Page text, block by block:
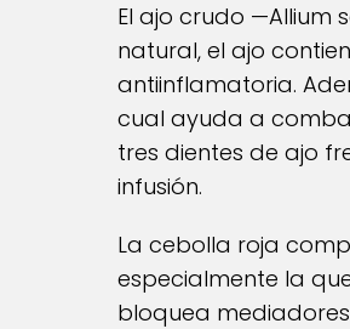
El ajo crudo
natural, el ajo
antiinflamatoria.
cual ayuda a
tres dientes de ajo
infusión.
La cebolla roja
especialmente la
bloquea